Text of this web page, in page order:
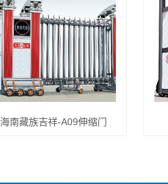
海南藏族吉祥-A09伸缩门